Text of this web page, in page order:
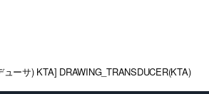
ーサ) KTA] DRAWING_TRANSDUCER(KTA)